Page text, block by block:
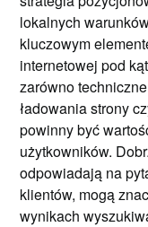
lokalnych
kluczowym
internetowej pod
zarówno
ładowania strony
powinny być
użytkowników.
odpowiadają na
klientów, mogą
wynikach